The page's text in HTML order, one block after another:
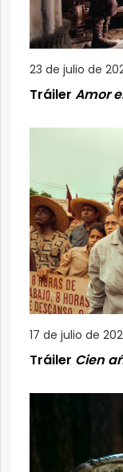
23 de julio de
Tráiler Amor
17 de julio de
Tráiler Cien